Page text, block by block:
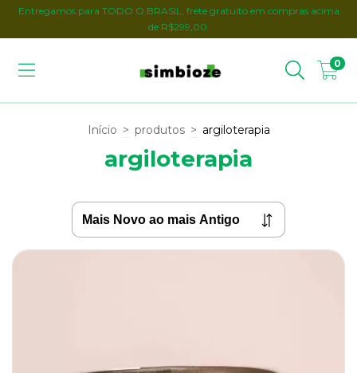
Entregamos para TODO O BRASIL, frete gratuito em compras acima
de R$299,00.
0
Início > produtos > argiloterapia
argiloterapia